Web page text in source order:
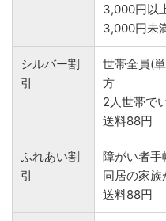
3,000円以
3,000円未
シルバー割
引
世帯全員(
方
2人世帯で
送料88円
ふれあい割
引
障がい者手
同居の家
送料88円